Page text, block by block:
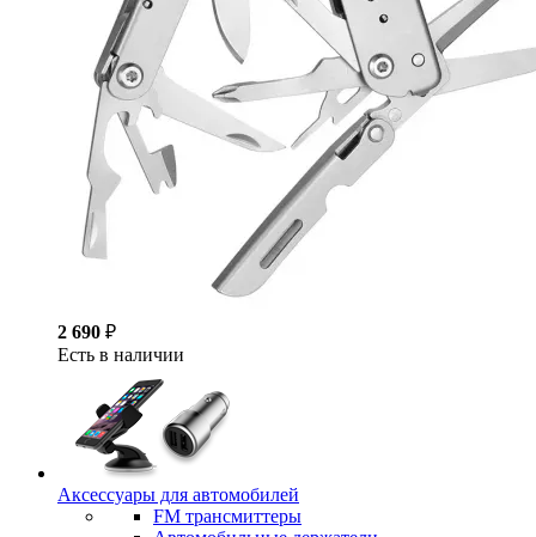
2 690 ₽
Есть в наличии
Аксессуары для автомобилей
FM трансмиттеры